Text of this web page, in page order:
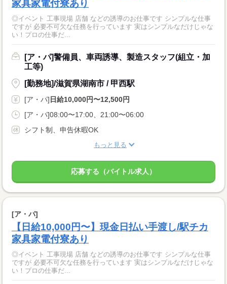
家具家電付寮あり
◎イベント 工事現場 店舗 などの誘導のお仕事です シンプルな仕事
ですが 必要不可欠な任務を行っています 実はシンプルなだけじゃな
い！プロの仕事だ...
[ア・パ]警備員、車両誘導、製造スタッフ(組立・加
工等)
[勤務地]/滋賀県湖南市 / 甲西駅
[ア・パ] 日給10,000円〜12,500円
[ア・パ]08:00〜17:00、21:00〜06:00
シフト制、申告休暇OK
もっと見る
応募する（バイトル求人）
[ア・パ]
【日給10,000円〜】現金日払い手渡し/駅チカ
家具家電付寮あり
◎イベント 工事現場 店舗 などの誘導のお仕事です シンプルな仕事
ですが 必要不可欠な任務を行っています 実はシンプルなだけじゃな
い！プロの仕事だ...